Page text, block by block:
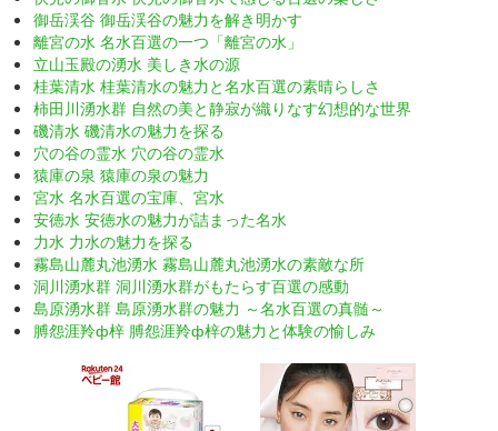
御岳渓谷 御岳渓谷の魅力を解き明かす
離宮の水 名水百選の一つ「離宮の水」
立山玉殿の湧水 美しき水の源
桂葉清水 桂葉清水の魅力と名水百選の素晴らしさ
柿田川湧水群 自然の美と静寂が織りなす幻想的な世界
磯清水 磯清水の魅力を探る
穴の谷の霊水 穴の谷の霊水
猿庫の泉 猿庫の泉の魅力
宮水 名水百選の宝庫、宮水
安徳水 安徳水の魅力が詰まった名水
力水 力水の魅力を探る
霧島山麓丸池湧水 霧島山麓丸池湧水の素敵な所
洞川湧水群 洞川湧水群がもたらす百選の感動
島原湧水群 島原湧水群の魅力 ～名水百選の真髄～
膊怨涯羚ф梓 膊怨涯羚ф梓の魅力と体験の愉しみ